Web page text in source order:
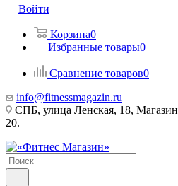
Войти
Корзина0
Избранные товары0
Сравнение товаров0
info@fitnessmagazin.ru
СПБ, улица Ленская, 18, Магазин
20.